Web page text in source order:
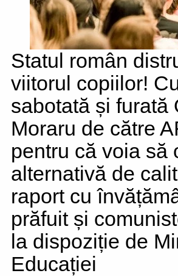
Statul român
viitorul copiilor!
sabotată și furată
Moraru de către
pentru că voia să
alternativă de
raport cu
prăfuit și
la dispoziție de
Educației